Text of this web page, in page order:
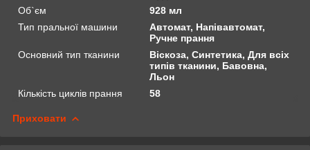
Об`єм
928 мл
Тип пральної машини
Автомат, Напівавтомат,
Ручне прання
Основний тип тканини
Віскоза, Синтетика, Для всіх
типів тканини, Бавовна,
Льон
Кількість циклів прання
58
Приховати